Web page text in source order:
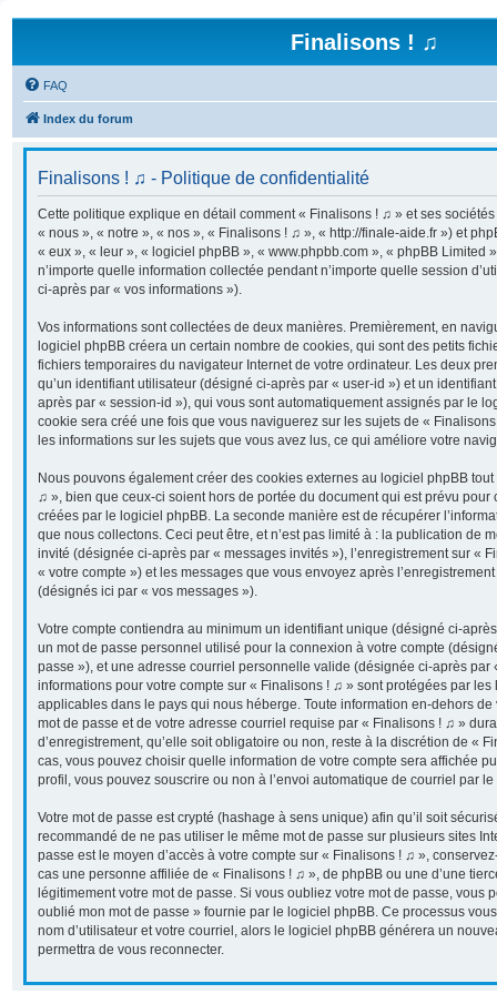
Finalisons ! ♫
FAQ
Index du forum
Finalisons ! ♫ - Politique de confidentialité
Cette politique explique en détail comment « Finalisons ! ♫ » et ses
« nous », « notre », « nos », « Finalisons ! ♫ », « http://finale-aide.fr ») et
« eux », « leur », « logiciel phpBB », « www.phpbb.com », « phpBB Limited
n’importe quelle information collectée pendant n’importe quelle session
ci-après par « vos informations »).
Vos informations sont collectées de deux manières. Premièrement, en
logiciel phpBB créera un certain nombre de cookies, qui sont des petits
fichiers temporaires du navigateur Internet de votre ordinateur. Les deux
qu’un identifiant utilisateur (désigné ci-après par « user-id ») et un
après par « session-id »), qui vous sont automatiquement assignés par le
cookie sera créé une fois que vous naviguerez sur les sujets de «
les informations sur les sujets que vous avez lus, ce qui améliore votre
Nous pouvons également créer des cookies externes au logiciel phpBB
♫ », bien que ceux-ci soient hors de portée du document qui est prévu pour
créées par le logiciel phpBB. La seconde manière est de récupérer
que nous collectons. Ceci peut être, et n’est pas limité à : la publication de
invité (désignée ci-après par « messages invités »), l’enregistrement sur «
« votre compte ») et les messages que vous envoyez après
(désignés ici par « vos messages »).
Votre compte contiendra au minimum un identifiant unique (désigné ci-
un mot de passe personnel utilisé pour la connexion à votre compte
passe »), et une adresse courriel personnelle valide (désignée ci-après par
informations pour votre compte sur « Finalisons ! ♫ » sont protégées par
applicables dans le pays qui nous héberge. Toute information en-dehors de
mot de passe et de votre adresse courriel requise par « Finalisons ! ♫ »
d’enregistrement, qu’elle soit obligatoire ou non, reste à la discrétion de «
cas, vous pouvez choisir quelle information de votre compte sera affichée
profil, vous pouvez souscrire ou non à l’envoi automatique de courriel par
Votre mot de passe est crypté (hashage à sens unique) afin qu’il soit
recommandé de ne pas utiliser le même mot de passe sur plusieurs sites
passe est le moyen d’accès à votre compte sur « Finalisons ! ♫ »,
cas une personne affiliée de « Finalisons ! ♫ », de phpBB ou une d’une
légitimement votre mot de passe. Si vous oubliez votre mot de passe, vous
oublié mon mot de passe » fournie par le logiciel phpBB. Ce processus
nom d’utilisateur et votre courriel, alors le logiciel phpBB générera un
permettra de vous reconnecter.